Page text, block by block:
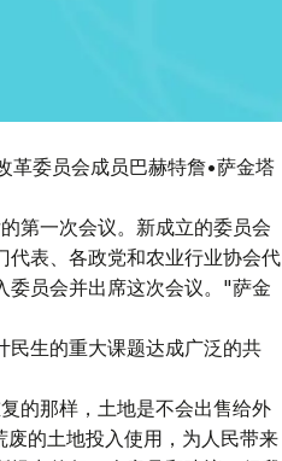
革委员会成员巴赫特詹•萨金塔
第一次会议。新成立的委员会
代表、各政党和农业行业协会代
委员会并出席这次会议。"萨金
民生的重大课题达成广泛的共
的那样，土地是不会出售给外
的土地投入使用，为人民带来